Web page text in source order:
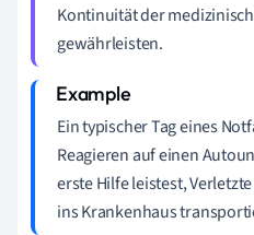
Kontinuität der
gewährleisten.
Ein typischer Tag eines
Reagieren auf einen
erste Hilfe leistest,
ins Krankenhaus